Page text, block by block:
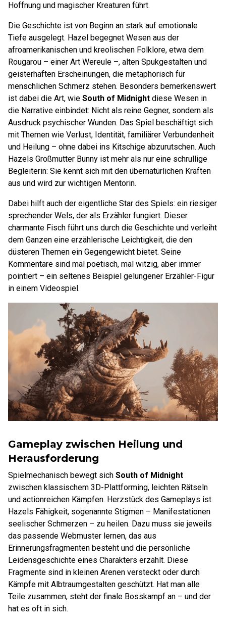
Hoffnung und magischer Kreaturen führt.
Die Geschichte ist von Beginn an stark auf emotionale
Tiefe ausgelegt. Hazel begegnet Wesen aus der
afroamerikanischen und kreolischen Folklore, etwa dem
Rougarou – einer Art Wereule –, alten Spukgestalten und
geisterhaften Erscheinungen, die metaphorisch für
menschlichen Schmerz stehen. Besonders bemerkenswert
ist dabei die Art, wie South of Midnight diese Wesen in
die Narrative einbindet: Nicht als reine Gegner, sondern als
Ausdruck psychischer Wunden. Das Spiel beschäftigt sich
mit Themen wie Verlust, Identität, familiärer Verbundenheit
und Heilung – ohne dabei ins Kitschige abzurutschen. Auch
Hazels Großmutter Bunny ist mehr als nur eine schrullige
Begleiterin: Sie kennt sich mit den übernatürlichen Kräften
aus und wird zur wichtigen Mentorin.
Dabei hilft auch der eigentliche Star des Spiels: ein riesiger
sprechender Wels, der als Erzähler fungiert. Dieser
charmante Fisch führt uns durch die Geschichte und verleiht
dem Ganzen eine erzählerische Leichtigkeit, die den
düsteren Themen ein Gegengewicht bietet. Seine
Kommentare sind mal poetisch, mal witzig, aber immer
pointiert – ein seltenes Beispiel gelungener Erzähler-Figur
in einem Videospiel.
Gameplay zwischen Heilung und
Herausforderung
Spielmechanisch bewegt sich South of Midnight
zwischen klassischem 3D-Plattforming, leichten Rätseln
und actionreichen Kämpfen. Herzstück des Gameplays ist
Hazels Fähigkeit, sogenannte Stigmen – Manifestationen
seelischer Schmerzen – zu heilen. Dazu muss sie jeweils
das passende Webmuster lernen, das aus
Erinnerungsfragmenten besteht und die persönliche
Leidensgeschichte eines Charakters erzählt. Diese
Fragmente sind in kleinen Arenen versteckt oder durch
Kämpfe mit Albtraumgestalten geschützt. Hat man alle
Teile zusammen, steht der finale Bosskampf an – und der
hat es oft in sich.